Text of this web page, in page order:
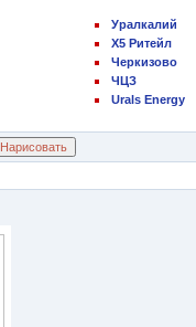
Уралкалий
X5 Ритейл
Черкизово
ЧЦЗ
Urals Energy
Нарисовать